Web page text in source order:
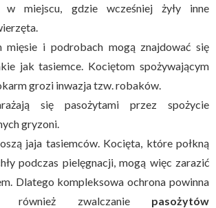
w miejscu, gdzie wcześniej żyły inne
mięsie i podrobach mogą znajdować się
jak tasiemce. Kociętom spożywającym
grozi inwazja tzw. robaków.
się pasożytami przez spożycie
gryzoni.
jaja tasiemców. Kocięta, które połkną
podczas pielęgnacji, mogą więc zarazić
Dlatego kompleksowa ochrona powinna
również zwalczanie pasożytów